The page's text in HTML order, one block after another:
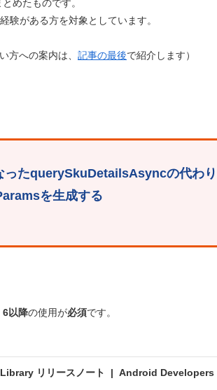
めたものです。
験がある方を対象としています。
方への案内は、 記事の最後で紹介します）
たquerySkuDetailsAsyncの代わ
を生成する
以降の使用が必須です。
リリースノート | Android Developers